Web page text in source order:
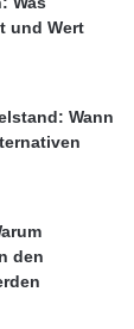
und Wert
Wann
den